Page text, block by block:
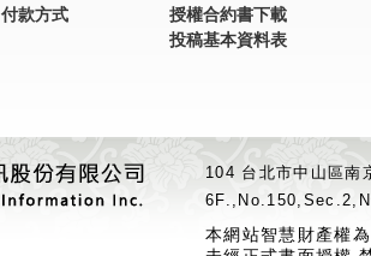
付款方式
授權合約書下載
投稿基本資料表
104 台北市中山區
本網站智慧財產權